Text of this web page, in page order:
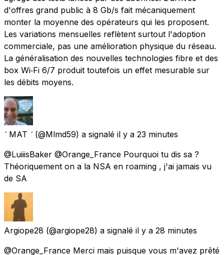
d'offres grand public à 8 Gb/s fait mécaniquement
monter la moyenne des opérateurs qui les proposent.
Les variations mensuelles reflètent surtout l'adoption
commerciale, pas une amélioration physique du réseau.
La généralisation des nouvelles technologies fibre et des
box Wi‑Fi 6/7 produit toutefois un effet mesurable sur
les débits moyens.
 MAT  (@Mlmd59) a signalé il y a 23 minutes
@LuiiisBaker @Orange_France Pourquoi tu dis sa ?
Théoriquement on a la NSA en roaming , j'ai jamais vu
de SA
Argiope28 (@argiope28) a signalé il y a 28 minutes
@Orange_France Merci mais puisque vous m'avez prêté